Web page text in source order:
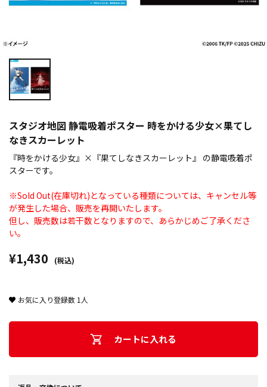
スタジオ地図 静電吸着ポスター 時をかける少女×果てし
なきスカーレット
『時をかける少女』×『果てしなきスカーレット』 の静電吸着ポ
スターです。
※Sold Out(在庫切れ)となっている種類については、キャンセル等
が発生した場合、販売を再開いたします。
但し、販売数は若干数となりますので、あらかじめご了承くださ
い。
¥1,430 (税込)
お気に入り登録数 1 人
カートに入れる